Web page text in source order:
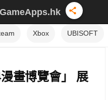
Xbox UBISOFT
畫博覽會」 展